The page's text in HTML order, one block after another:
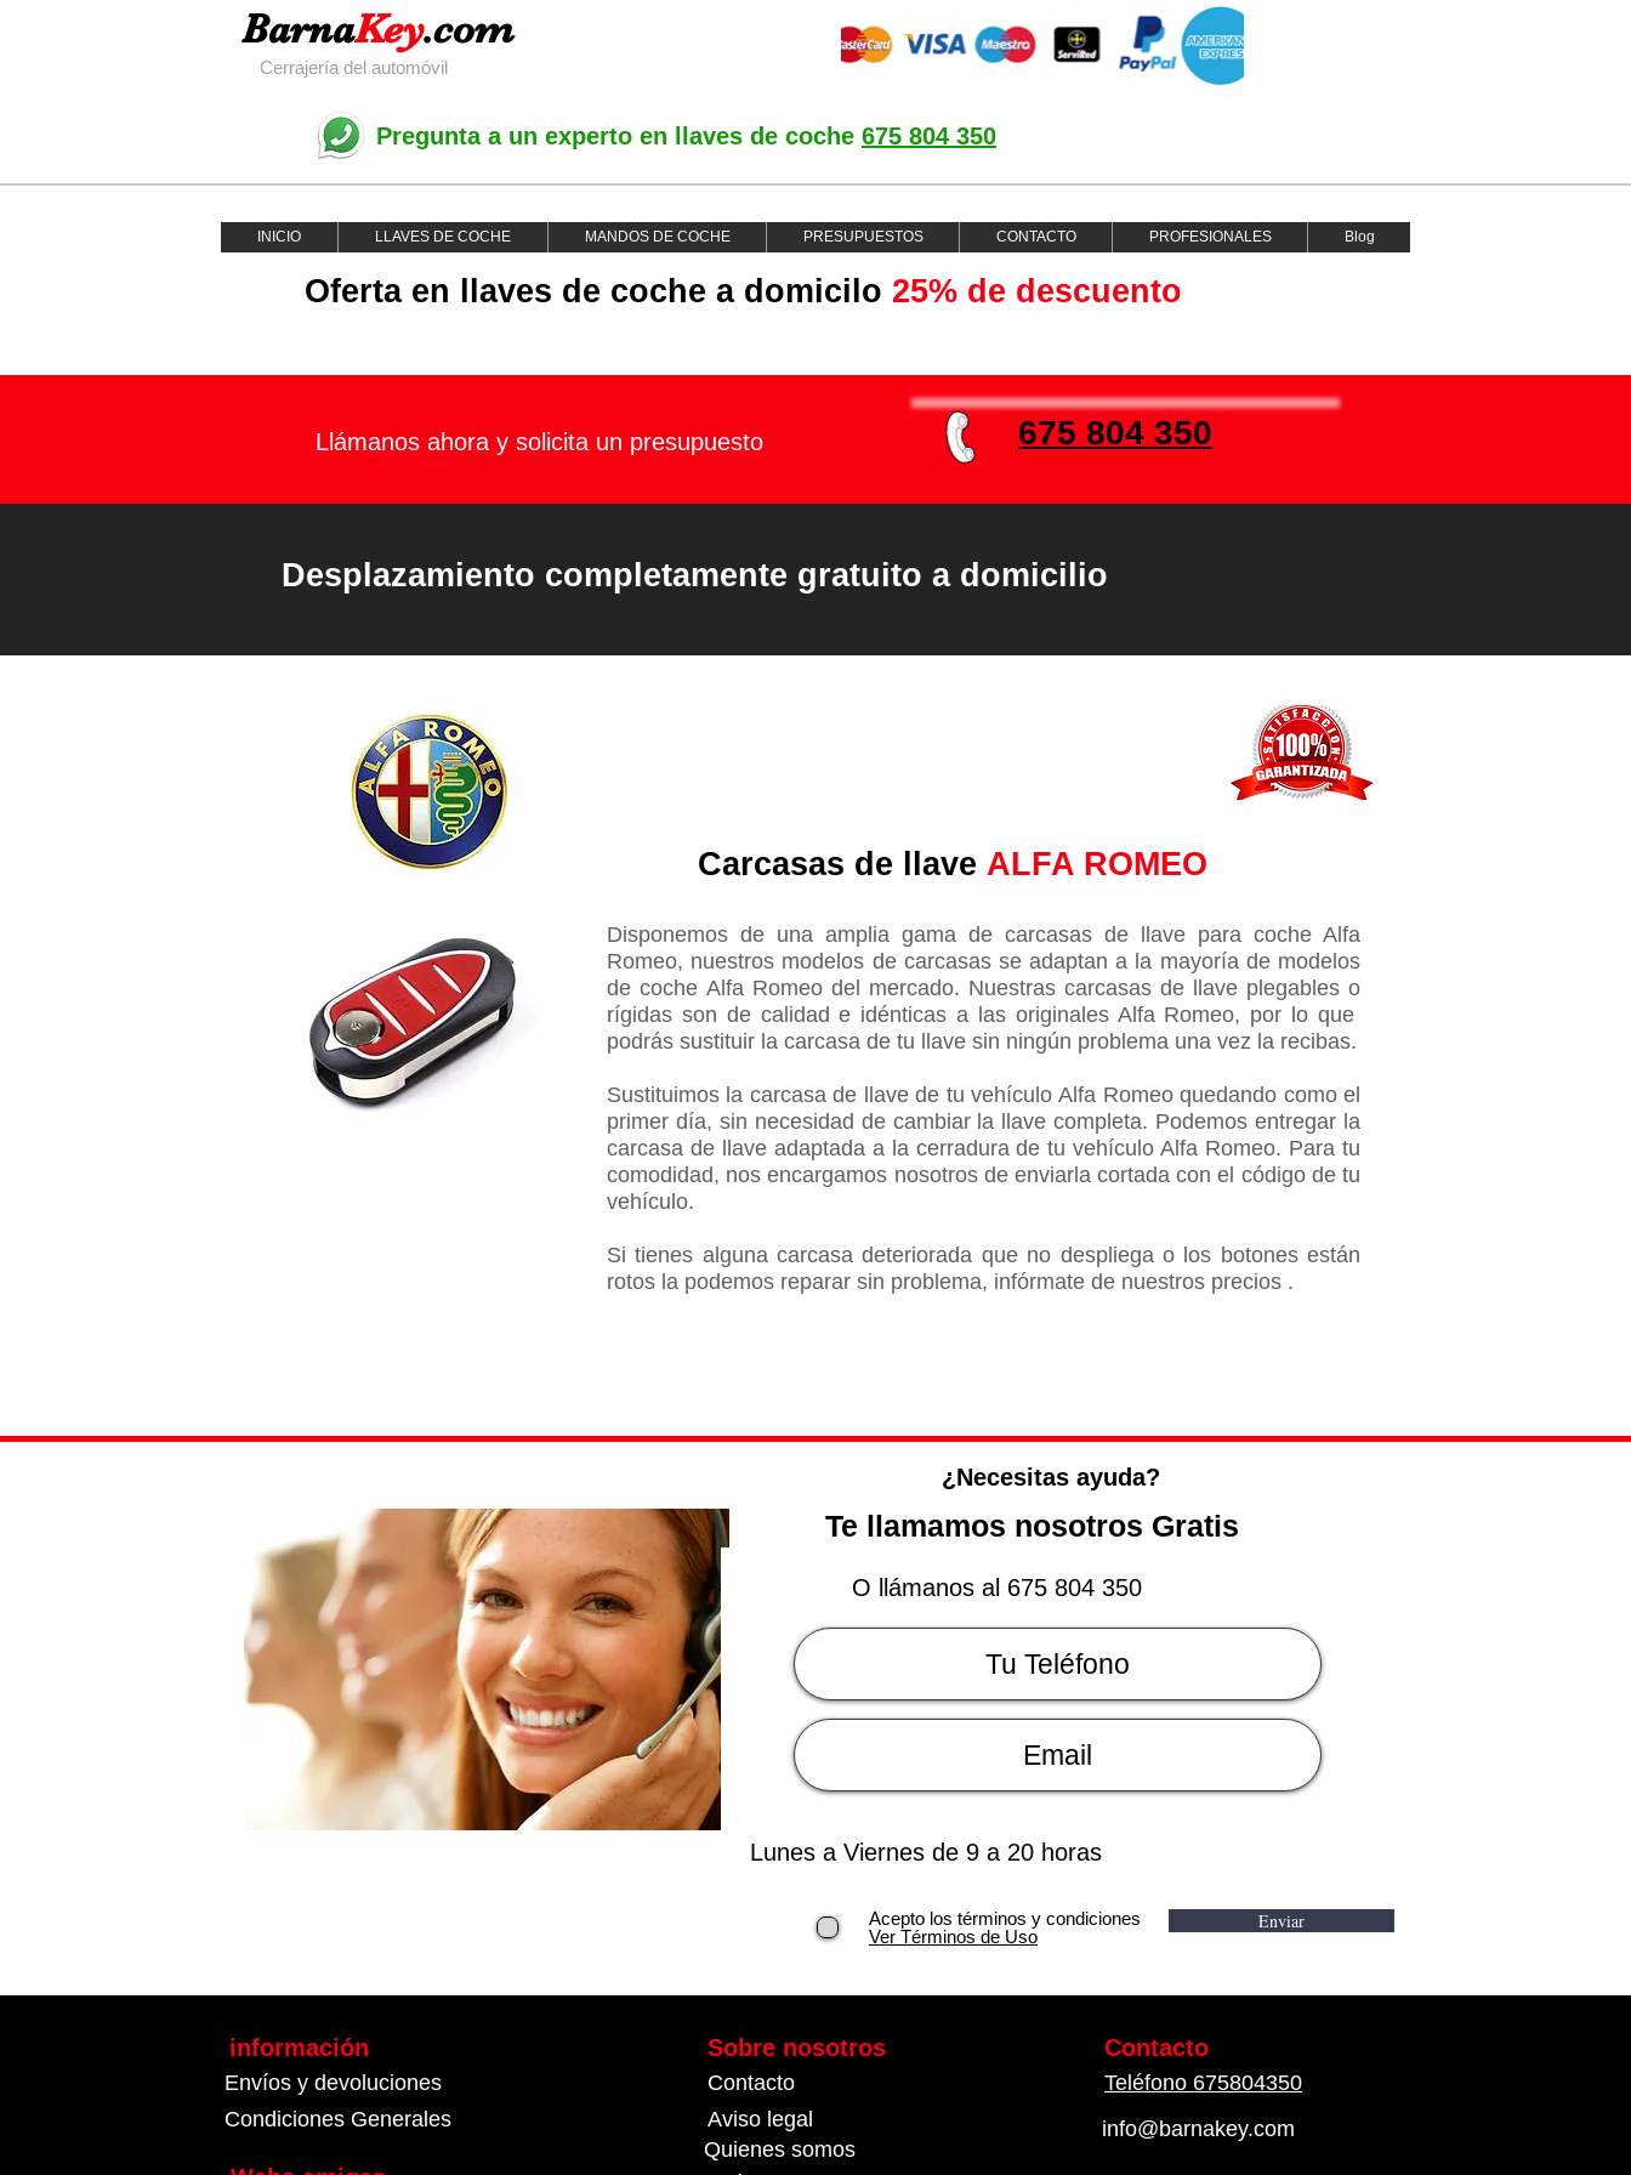
BarnaKey.com
Cerrajería del automóvil
Pregunta a un experto en llaves de coche 675 804 350
INICIO LLAVES DE COCHE MANDOS DE COCHE PRESUPUESTOS CONTACTO PROFESIONALES Blog
Oferta en llaves de coche a domicilo 25% de descuento
Llámanos ahora y solicita un presupuesto 675 804 350
Desplazamiento completamente gratuito a domicilio
Carcasas de llave ALFA ROMEO
Disponemos de una amplia gama de carcasas de llave para coche Alfa
Romeo, nuestros modelos de carcasas se adaptan a la mayoría de modelos
de coche Alfa Romeo del mercado​. Nuestras carcasas de llave plegables o
rígidas son de calidad e idénticas a las originales Alfa Romeo, por lo que
podrás sustituir la carcasa de tu llave sin ningún problema una vez la recibas.
Sustituimos la carcasa de llave de tu vehículoAlfa Romeoquedando como el
primer día, sin necesidad de cambiar la llave completa​. Podemos entregar la
carcasa de llave adaptada a la cerradura de tu vehículoAlfa Romeo. Para tu
comodidad, nos encargamos nosotros de enviarla cortada con el código de tu
vehículo.
Si tienes alguna carcasa deteriorada que no despliega o los botones están
rotos la podemos reparar sin problema, infórmate de nuestros precios .
¿Necesitas ayuda?
Te llamamos nosotros Gratis
O llámanos al 675 804 350
Lunes a Viernes de 9 a 20 horas
Acepto los términos y condiciones
Ver Términos de Uso
Enviar
información
Envíos y devoluciones
Condiciones Generales
Sobre nosotros
Contacto
Aviso legal
Quienes somos
Contacto
Teléfono 675804350
info@barnakey.com